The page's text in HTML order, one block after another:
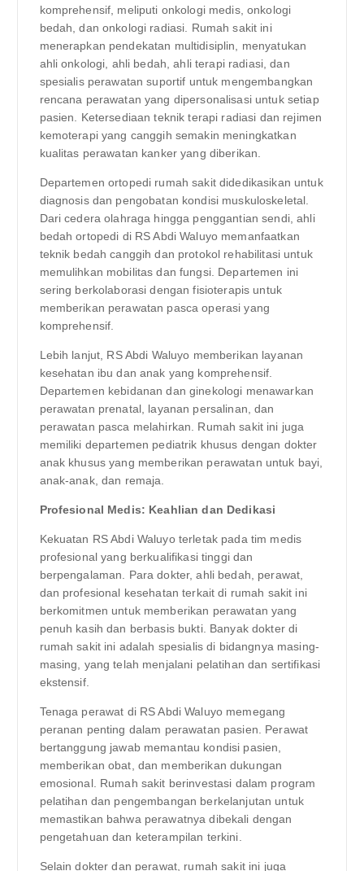
komprehensif, meliputi onkologi medis, onkologi
bedah, dan onkologi radiasi. Rumah sakit ini
menerapkan pendekatan multidisiplin, menyatukan
ahli onkologi, ahli bedah, ahli terapi radiasi, dan
spesialis perawatan suportif untuk mengembangkan
rencana perawatan yang dipersonalisasi untuk setiap
pasien. Ketersediaan teknik terapi radiasi dan rejimen
kemoterapi yang canggih semakin meningkatkan
kualitas perawatan kanker yang diberikan.
Departemen ortopedi rumah sakit didedikasikan untuk
diagnosis dan pengobatan kondisi muskuloskeletal.
Dari cedera olahraga hingga penggantian sendi, ahli
bedah ortopedi di RS Abdi Waluyo memanfaatkan
teknik bedah canggih dan protokol rehabilitasi untuk
memulihkan mobilitas dan fungsi. Departemen ini
sering berkolaborasi dengan fisioterapis untuk
memberikan perawatan pasca operasi yang
komprehensif.
Lebih lanjut, RS Abdi Waluyo memberikan layanan
kesehatan ibu dan anak yang komprehensif.
Departemen kebidanan dan ginekologi menawarkan
perawatan prenatal, layanan persalinan, dan
perawatan pasca melahirkan. Rumah sakit ini juga
memiliki departemen pediatrik khusus dengan dokter
anak khusus yang memberikan perawatan untuk bayi,
anak-anak, dan remaja.
Profesional Medis: Keahlian dan Dedikasi
Kekuatan RS Abdi Waluyo terletak pada tim medis
profesional yang berkualifikasi tinggi dan
berpengalaman. Para dokter, ahli bedah, perawat,
dan profesional kesehatan terkait di rumah sakit ini
berkomitmen untuk memberikan perawatan yang
penuh kasih dan berbasis bukti. Banyak dokter di
rumah sakit ini adalah spesialis di bidangnya masing-
masing, yang telah menjalani pelatihan dan sertifikasi
ekstensif.
Tenaga perawat di RS Abdi Waluyo memegang
peranan penting dalam perawatan pasien. Perawat
bertanggung jawab memantau kondisi pasien,
memberikan obat, dan memberikan dukungan
emosional. Rumah sakit berinvestasi dalam program
pelatihan dan pengembangan berkelanjutan untuk
memastikan bahwa perawatnya dibekali dengan
pengetahuan dan keterampilan terkini.
Selain dokter dan perawat, rumah sakit ini juga